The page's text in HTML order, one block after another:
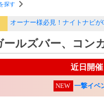
探す
オーナー様必見！ナイトナビ
ルズバー、コン
近日開
NEW 一撃イベ